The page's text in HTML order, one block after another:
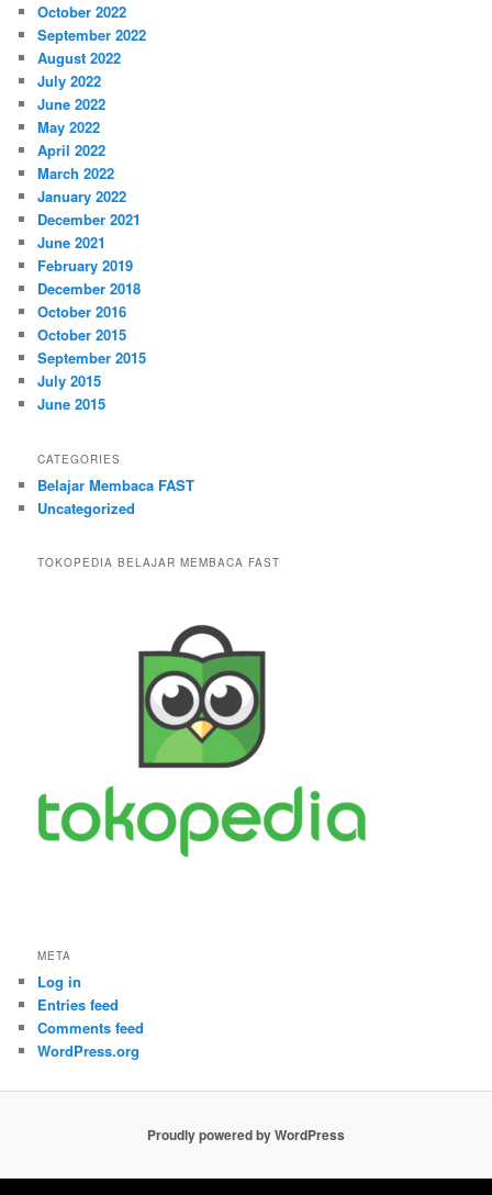
October 2022
September 2022
August 2022
July 2022
June 2022
May 2022
April 2022
March 2022
January 2022
December 2021
June 2021
February 2019
December 2018
October 2016
October 2015
September 2015
July 2015
June 2015
CATEGORIES
Belajar Membaca FAST
Uncategorized
TOKOPEDIA BELAJAR MEMBACA FAST
META
Log in
Entries feed
Comments feed
WordPress.org
Proudly powered by WordPress